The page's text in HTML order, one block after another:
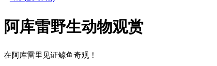
阿库雷野生动物观赏
在阿库雷里见证鲸鱼奇观！